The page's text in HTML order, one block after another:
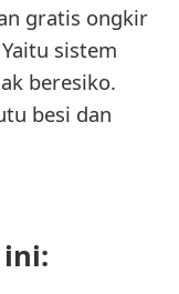
gratis ongkir
sistem
beresiko.
besi dan